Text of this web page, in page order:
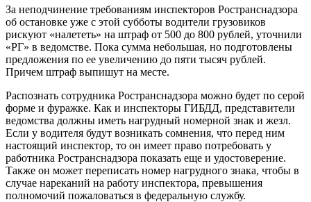
За неподчинение требованиям инспекторов Ространснадзора
об остановке уже с этой субботы водители грузовиков
рискуют «налететь» на штраф от 500 до 800 рублей, уточнили
«РГ» в ведомстве. Пока сумма небольшая, но подготовлены
предложения по ее увеличению до пяти тысяч рублей.
Причем штраф выпишут на месте.
Распознать сотрудника Ространснадзора можно будет по серой
форме и фуражке. Как и инспекторы ГИБДД, представители
ведомства должны иметь нагрудный номерной знак и жезл.
Если у водителя будут возникать сомнения, что перед ним
настоящий инспектор, то он имеет право потребовать у
работника Ространснадзора показать еще и удостоверение.
Также он может переписать номер нагрудного знака, чтобы в
случае нареканий на работу инспектора, превышения
полномочий пожаловаться в федеральную службу.